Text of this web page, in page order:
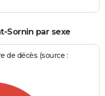
Sornin par sexe
de décès (source :